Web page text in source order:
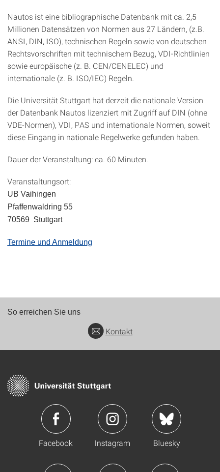
Nautos ist eine bibliographische Datenbank mit ca. 2,5
Millionen Datensätzen von Normen aus 27 Ländern, (z.B.
ANSI, DIN, ISO), technischen Regeln sowie von deutschen
Rechtsvorschriften mit technischem Bezug, VDI-Richtlinien
sowie europäische (z. B. CEN/CENELEC) und
internationale (z. B. ISO/IEC) Regeln.
Die Universität Stuttgart hat derzeit die nationale Version
der Datenbank Nautos lizenziert mit Zugriff auf DIN (ohne
VDE-Normen), VDI, PAS und internationale Normen, soweit
diese Eingang in nationale Regelwerke gefunden haben.
Dauer der Veranstaltung: ca. 60 Minuten.
Veranstaltungsort:
UB Vaihingen
Pfaffenwaldring 55
70569 Stuttgart
Termine und Anmeldung
So erreichen Sie uns
Kontakt
Facebook Instagram Bluesky